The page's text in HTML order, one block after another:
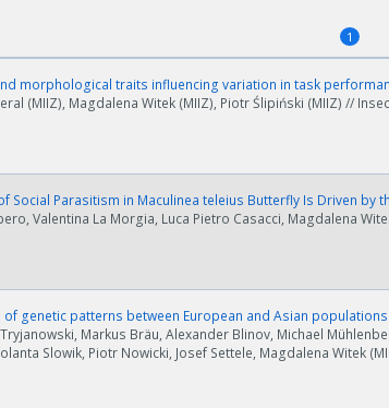
1
morphological traits influencing variation in task
(MIIZ), Magdalena Witek (MIIZ), Piotr Ślipiński (MIIZ) //
Social Parasitism in Maculinea teleius Butterfly Is Driven by
Valentina La Morgia, Luca Pietro Casacci, Magdalena
genetic patterns between European and Asian
Markus Bräu, Alexander Blinov, Michael
Slowik, Piotr Nowicki, Josef Settele, Magdalena Witek